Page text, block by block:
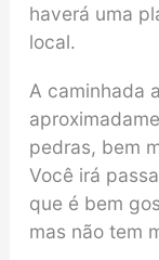
haverá uma
local.
A caminhada
pedras, bem
Você irá
que é bem
mas não tem